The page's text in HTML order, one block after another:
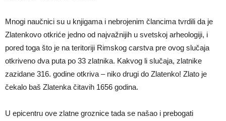
Mnogi naučnici su u knjigama i nebrojenim člancima tvrdili da je
Zlatenkovo otkriće jedno od najvažnijih u svetskoj arheologiji, i
pored toga što je na teritoriji Rimskog carstva pre ovog slučaja
otkriveno dva puta po 33 zlatnika. Kakvog li slučaja, zlatnike
zazidane 316. godine otkriva – niko drugi do Zlatenko! Zlato je
čekalo baš Zlatenka čitavih 1656 godina.
U epicentru ove zlatne groznice tada se našao i prebogati